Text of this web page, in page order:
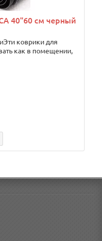
40"60 см черный
коврики для
как в помещении,